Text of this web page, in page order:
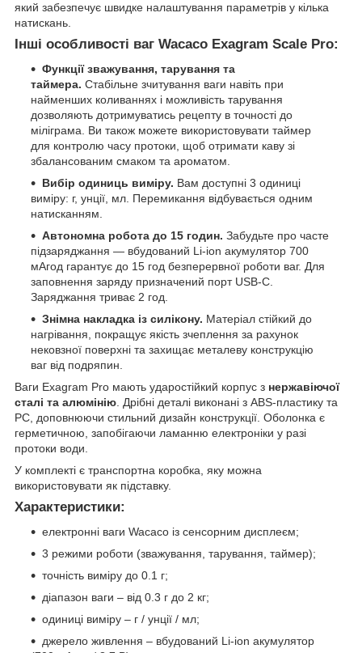
який забезпечує швидке налаштування параметрів у кілька
натискань.
Інші особливості ваг Wacaco Exagram Scale Pro:
Функції зважування, тарування та
таймера. Стабільне зчитування ваги навіть при
найменших коливаннях і можливість тарування
дозволяють дотримуватись рецепту в точності до
міліграма. Ви також можете використовувати таймер
для контролю часу протоки, щоб отримати каву зі
збалансованим смаком та ароматом.
Вибір одиниць виміру. Вам доступні 3 одиниці
виміру: г, унції, мл. Перемикання відбувається одним
натисканням.
Автономна робота до 15 годин. Забудьте про часте
підзаряджання — вбудований Li-ion акумулятор 700
мАгод гарантує до 15 год безперервної роботи ваг. Для
заповнення заряду призначений порт USB-C.
Заряджання триває 2 год.
Знімна накладка із силікону. Матеріал стійкий до
нагрівання, покращує якість зчеплення за рахунок
нековзної поверхні та захищає металеву конструкцію
ваг від подряпин.
Ваги Exagram Pro мають ударостійкий корпус з нержавіючої
сталі та алюмінію . Дрібні деталі виконані з ABS-пластику та
PC, доповнюючи стильний дизайн конструкції. Оболонка є
герметичною, запобігаючи ламанню електроніки у разі
протоки води.
У комплекті є транспортна коробка, яку можна
використовувати як підставку.
Характеристики:
електронні ваги Wacaco із сенсорним дисплеєм;
3 режими роботи (зважування, тарування, таймер);
точність виміру до 0.1 г;
діапазон ваги – від 0.3 г до 2 кг;
одиниці виміру – г / унції / мл;
джерело живлення – вбудований Li-ion акумулятор